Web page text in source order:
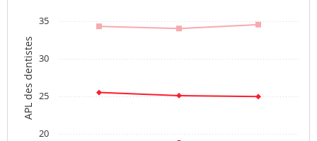
APL des dentistes
20
25
30
35